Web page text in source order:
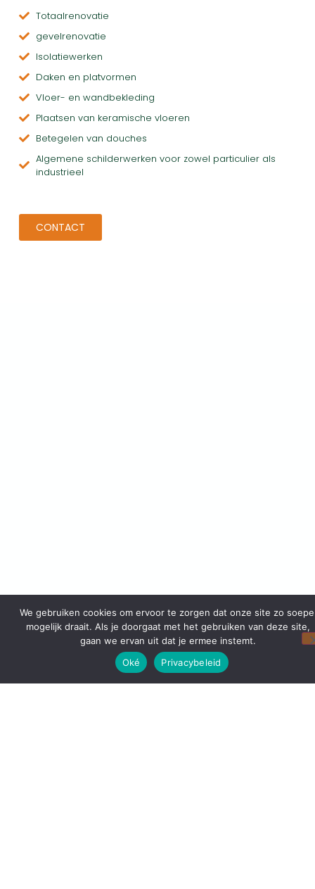
Totaalrenovatie
gevelrenovatie
Isolatiewerken
Daken en platvormen
Vloer- en wandbekleding
Plaatsen van keramische vloeren
Betegelen van douches
Algemene schilderwerken voor zowel particulier als
industrieel
CONTACT
We gebruiken cookies om ervoor te zorgen dat onze site zo
mogelijk draait. Als je doorgaat met het gebruiken van deze site,
gaan we ervan uit dat je ermee instemt.
Oké
Privacybeleid